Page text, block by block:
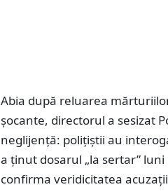
Abia după reluarea
șocante, directorul a sesizat
neglijență: polițiștii au
a ținut dosarul „la sertar”
confirma veridicitatea